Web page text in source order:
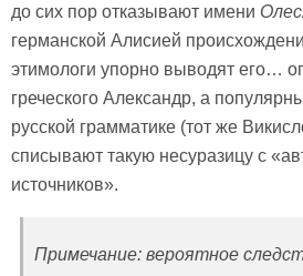
до сих пор отказывают имени
германской Алисией
этимологи упорно выводят его…
греческого Александр, а
русской грамматике (тот же
списывают такую несуразицу с
источников».
Примечание: вероятное